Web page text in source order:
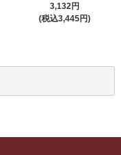
3,132円
(税込3,445円)